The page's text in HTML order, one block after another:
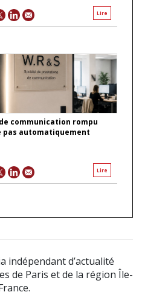
Lire
communication rompu
pas automatiquement
Lire
indépendant d’actualité
de Paris et de la région Île-